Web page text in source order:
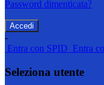
Password dimenticata?
-
Entra con SPID Entra
Seleziona utente